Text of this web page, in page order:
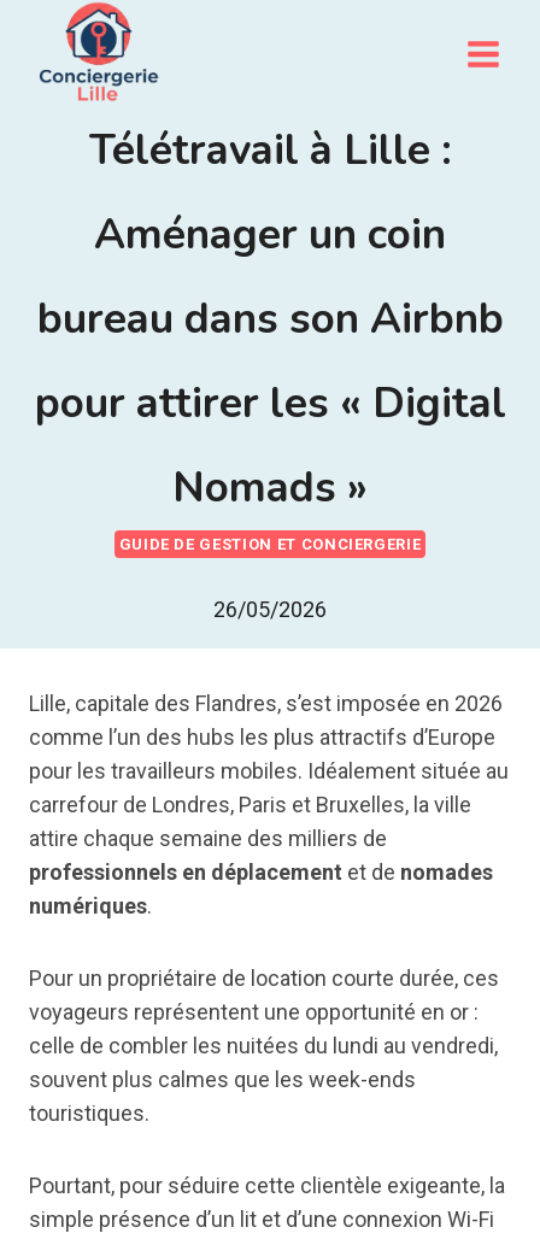
contenu
Télétravail à Lille :
Aménager un coin
bureau dans son Airbnb
pour attirer les « Digital
Nomads »
GUIDE DE GESTION ET CONCIERGERIE
26/05/2026
Lille, capitale des Flandres, s’est imposée en 2026
comme l’un des hubs les plus attractifs d’Europe
pour les travailleurs mobiles. Idéalement située au
carrefour de Londres, Paris et Bruxelles, la ville
attire chaque semaine des milliers de
professionnels en déplacement et de nomades
numériques.
Pour un propriétaire de location courte durée, ces
voyageurs représentent une opportunité en or :
celle de combler les nuitées du lundi au vendredi,
souvent plus calmes que les week-ends
touristiques.
Pourtant, pour séduire cette clientèle exigeante, la
simple présence d’un lit et d’une connexion Wi-Fi